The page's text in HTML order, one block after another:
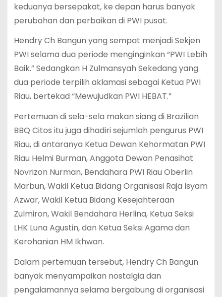
keduanya bersepakat, ke depan harus banyak
perubahan dan perbaikan di PWI pusat.
Hendry Ch Bangun yang sempat menjadi Sekjen
PWI selama dua periode menginginkan “PWI Lebih
Baik.” Sedangkan H Zulmansyah Sekedang yang
dua periode terpilih aklamasi sebagai Ketua PWI
Riau, bertekad “Mewujudkan PWI HEBAT.”
Pertemuan di sela-sela makan siang di Brazilian
BBQ Citos itu juga dihadiri sejumlah pengurus PWI
Riau, di antaranya Ketua Dewan Kehormatan PWI
Riau Helmi Burman, Anggota Dewan Penasihat
Novrizon Nurman, Bendahara PWI Riau Oberlin
Marbun, Wakil Ketua Bidang Organisasi Raja Isyam
Azwar, Wakil Ketua Bidang Kesejahteraan
Zulmiron, Wakil Bendahara Herlina, Ketua Seksi
LHK Luna Agustin, dan Ketua Seksi Agama dan
Kerohanian HM Ikhwan.
Dalam pertemuan tersebut, Hendry Ch Bangun
banyak menyampaikan nostalgia dan
pengalamannya selama bergabung di organisasi